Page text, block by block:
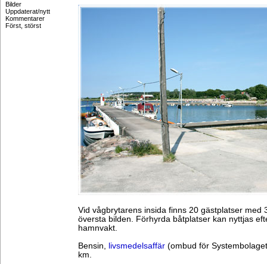
Bilder
Uppdaterat/nytt
Kommentarer
Först, störst
Vid vågbrytarens insida finns 20 gästplatser med
översta bilden. Förhyrda båtplatser kan nyttjas
hamnvakt.
Bensin, livsmedelsaffär (ombud för
km.